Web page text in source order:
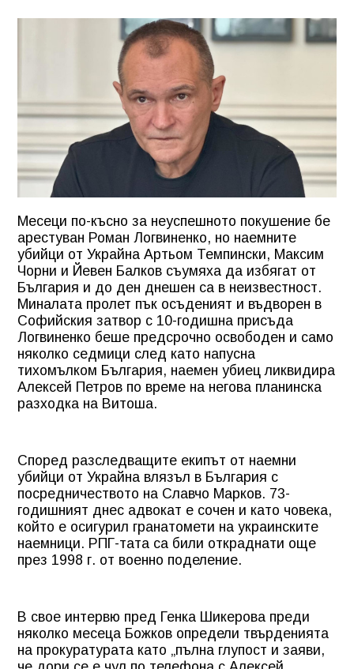
Месеци по-късно за неуспешното покушение бе
арестуван Роман Логвиненко, но наемните
убийци от Украйна Артьом Темпински, Максим
Чорни и Йевен Балков съумяха да избягат от
България и до ден днешен са в неизвестност.
Миналата пролет пък осъденият и въдворен в
Софийския затвор с 10-годишна присъда
Логвиненко беше предсрочно освободен и само
няколко седмици след като напусна
тихомълком България, наемен убиец ликвидира
Алексей Петров по време на негова планинска
разходка на Витоша.
Според разследващите екипът от наемни
убийци от Украйна влязъл в България с
посредничеството на Славчо Марков. 73-
годишният днес адвокат е сочен и като човека,
който е осигурил гранатомети на украинските
наемници. РПГ-тата са били откраднати още
през 1998 г. от военно поделение.
В свое интервю пред Генка Шикерова преди
няколко месеца Божков определи твърденията
на прокуратурата като „пълна глупост и заяви,